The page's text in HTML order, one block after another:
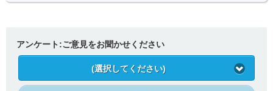
アンケート:ご意見をお聞かせください
(選択してください)